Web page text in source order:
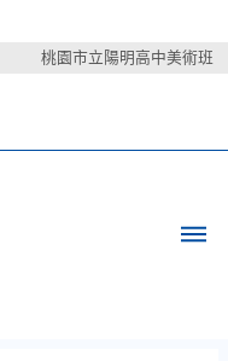
桃園市立陽明高中美術班